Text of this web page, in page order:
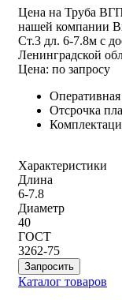
Цена на Труба
нашей компании
Ст.3 дл. 6-7.8м с
Ленинградской
Цена: по запросу
Оперативная
Отсрочка
Характеристики
Длина
6-7.8
Диаметр
40
ГОСТ
3262-75
Каталог товаров